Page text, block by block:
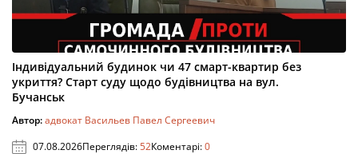
Індивідуальний будинок чи 47 смарт-квартир без
укриття? Старт суду щодо будівництва на вул.
Бучанськ
Автор:адвокат Васильев Павел Сергеевич
07.08.2026Переглядів:52Коментарі:0